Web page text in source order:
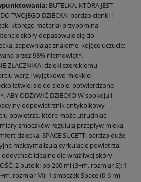
: BUTELKA, KTÓRA JEST
TWOJEGO DZIECKA: bardzo cienki i
którego materiał przypomina
skóry dopasowuje się do
zapewniając znajome, kojące uczucie;
przez 98% niemowląt*,
ZŁĄCZNIKA: dzięki szerokiemu
warg i wyjątkowo miękkiej
łatwiej się od siebie; potwierdzone
ABY ODŻYWIĆ DZIECKO W spokoju i
odpowietrznik antykolkowy
powietrza, które może utrudniać
smoczków regulują przepływ mleka,
dziecka, SPACE SUCETT: bardzo duże
maksymalizują cyrkulację powietrza,
oddychać; idealne dla wrażliwej skóry
2 butelki po 260 ml (3+m, rozmiar S); 1
rozmiar M); 1 smoczek Space (0-6 m)